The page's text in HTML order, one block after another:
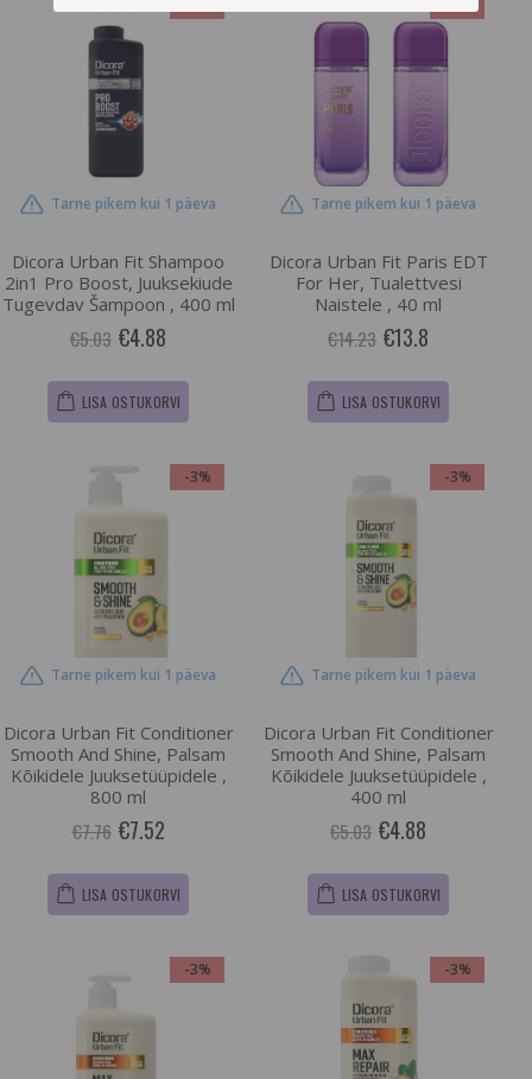
Tarne pikem kui 1 päeva
Dicora Urban Fit Shampoo
2in1 Pro Boost, Juuksekiude
Tugevdav Šampoon , 400 ml
€5.03 €4.88
LISA OSTUKORVI
Tarne pikem kui 1 päeva
Dicora Urban Fit Paris EDT
For Her, Tualettvesi
Naistele , 40 ml
€14.23 €13.8
LISA OSTUKORVI
-3%
Tarne pikem kui 1 päeva
Dicora Urban Fit Conditioner
Smooth And Shine, Palsam
Kõikidele Juuksetüüpidele ,
800 ml
€7.76 €7.52
LISA OSTUKORVI
-3%
Tarne pikem kui 1 päeva
Dicora Urban Fit Conditioner
Smooth And Shine, Palsam
Kõikidele Juuksetüüpidele ,
400 ml
€5.03 €4.88
LISA OSTUKORVI
-3% -3%